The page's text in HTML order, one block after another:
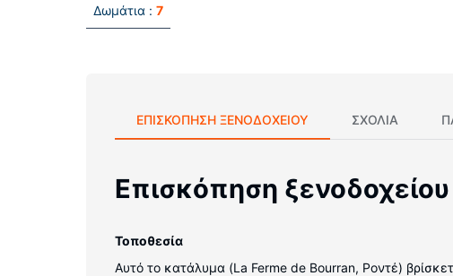
Δωμάτια : 7
ΕΠΙΣΚΌΠΗΣΗ ΞΕΝΟΔΟΧΕΊΟΥ ΣΧΌΛΙΑ
Επισκόπηση ξενοδοχείου
Τοποθεσία
Αυτό το κατάλυμα (La Ferme de Bourran, Ροντέ)